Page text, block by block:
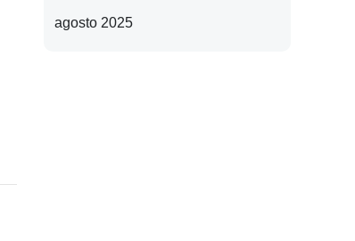
agosto 2025